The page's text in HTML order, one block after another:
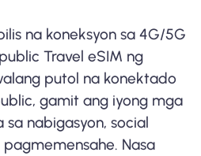
na koneksyon sa 4G/5G
Travel eSIM ng
putol na konektado
gamit ang iyong mga
nabigasyon, social
Nasa